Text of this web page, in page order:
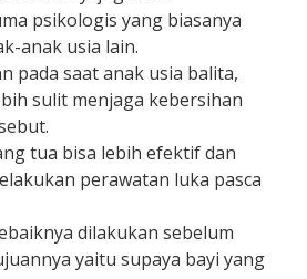
psikologis yang biasanya
anak usia lain.
pada saat anak usia balita,
sulit menjaga kebersihan
tua bisa lebih efektif dan
perawatan luka pasca
dilakukan sebelum
yaitu supaya bayi yang